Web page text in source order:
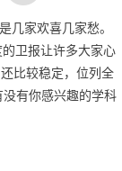
家欢喜几家愁。
卫报让许多大家心
比较稳定，位列全
有你感兴趣的学科